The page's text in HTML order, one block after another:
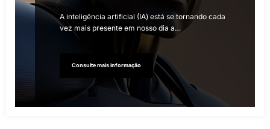
A inteligência artificial (IA) está se tornando cada
vez mais presente em nosso dia a…
Consulte mais informação